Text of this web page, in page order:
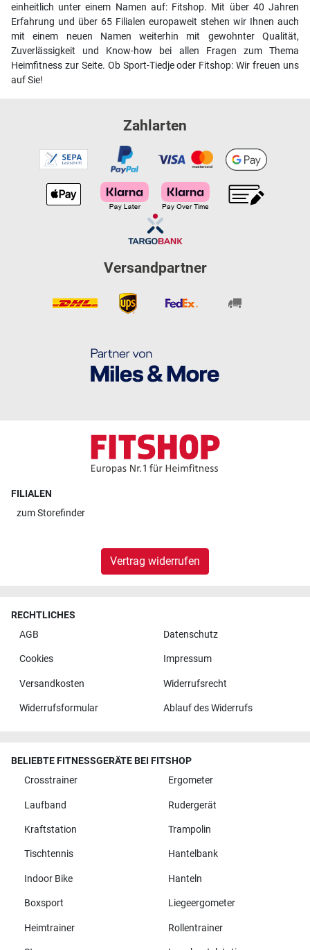
einheitlich unter einem Namen auf: Fitshop. Mit über 40 Jahren
Erfahrung und über 65 Filialen europaweit stehen wir Ihnen auch
mit einem neuen Namen weiterhin mit gewohnter Qualität,
Zuverlässigkeit und Know-how bei allen Fragen zum Thema
Heimfitness zur Seite. Ob Sport-Tiedje oder Fitshop: Wir freuen uns
auf Sie!
Zahlarten
Versandpartner
FILIALEN
zumStorefinder
Vertrag widerrufen
RECHTLICHES
AGB
Datenschutz
Cookies Impressum
Versandkosten Widerrufsrecht
Widerrufsformular Ablauf des Widerrufs
BELIEBTE FITNESSGERÄTE BEI FITSHOP
Crosstrainer
Ergometer
Laufband Rudergerät
Kraftstation Trampolin
Tischtennis Hantelbank
Indoor Bike Hanteln
Boxsport Liegeergometer
Heimtrainer Rollentrainer